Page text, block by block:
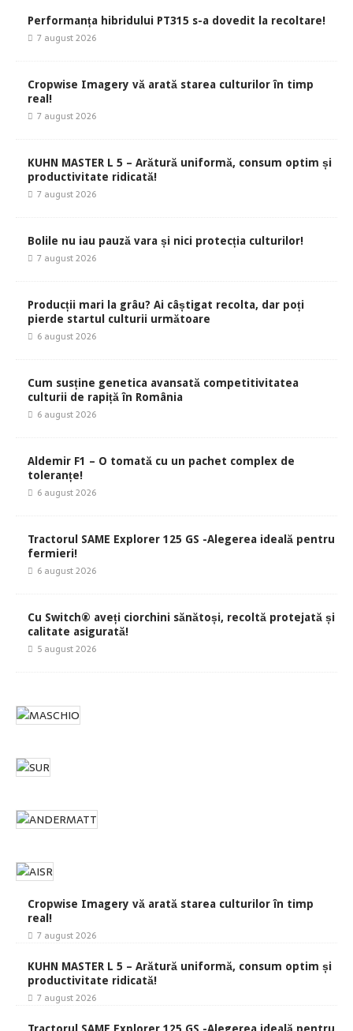
Performanța hibridului PT315 s-a dovedit la recoltare!
7 august 2026
Cropwise Imagery vă arată starea culturilor în timp
real!
7 august 2026
KUHN MASTER L 5 – Arătură uniformă, consum optim și
productivitate ridicată!
7 august 2026
Bolile nu iau pauză vara și nici protecția culturilor!
7 august 2026
Producții mari la grâu? Ai câștigat recolta, dar poți
pierde startul culturii următoare
6 august 2026
Cum susține genetica avansată competitivitatea
culturii de rapiță în România
6 august 2026
Aldemir F1 – O tomată cu un pachet complex de
toleranțe!
6 august 2026
Tractorul SAME Explorer 125 GS -Alegerea ideală pentru
fermieri!
6 august 2026
Cu Switch® aveți ciorchini sănătoși, recoltă protejată și
calitate asigurată!
5 august 2026
Cropwise Imagery vă arată starea culturilor în timp
real!
7 august 2026
KUHN MASTER L 5 – Arătură uniformă, consum optim și
productivitate ridicată!
7 august 2026